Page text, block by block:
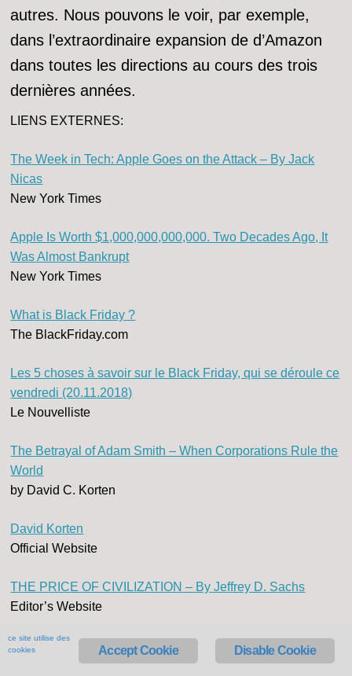
autres. Nous pouvons le voir, par exemple,
dans l’extraordinaire expansion de d’Amazon
dans toutes les directions au cours des trois
dernières années.
LIENS EXTERNES:
The Week in Tech: Apple Goes on the Attack – By Jack
Nicas
New York Times
Apple Is Worth $1,000,000,000,000. Two Decades Ago, It
Was Almost Bankrupt
New York Times
What is Black Friday ?
The BlackFriday.com
Les 5 choses à savoir sur le Black Friday, qui se déroule ce
vendredi (20.11.2018)
Le Nouvelliste
The Betrayal of Adam Smith – When Corporations Rule the
World
by David C. Korten
David Korten
Official Website
THE PRICE OF CIVILIZATION – By Jeffrey D. Sachs
Editor’s Website
Amazon, une multinationale à laquelle rien ne résiste
Disable Cookie
Accept Cookie
ce site utilise des
cookies